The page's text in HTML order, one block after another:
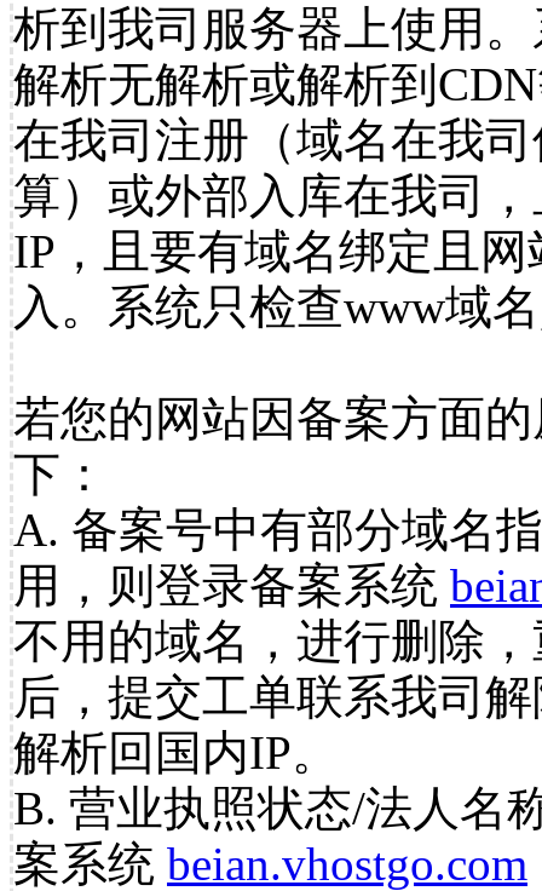
析到我司服务器上使用
解析无解析或解析到
在我司注册（域名在我
算）或外部入库在我司
IP，且要有域名绑定且
入。系统只检查www域
若您的网站因备案方面
下：
A. 备案号中有部分域名
用，则登录备案系统
不用的域名，进行删除
后，提交工单联系我司
解析回国内IP。
B. 营业执照状态/法人名
案系统 beian.vhostgo.com